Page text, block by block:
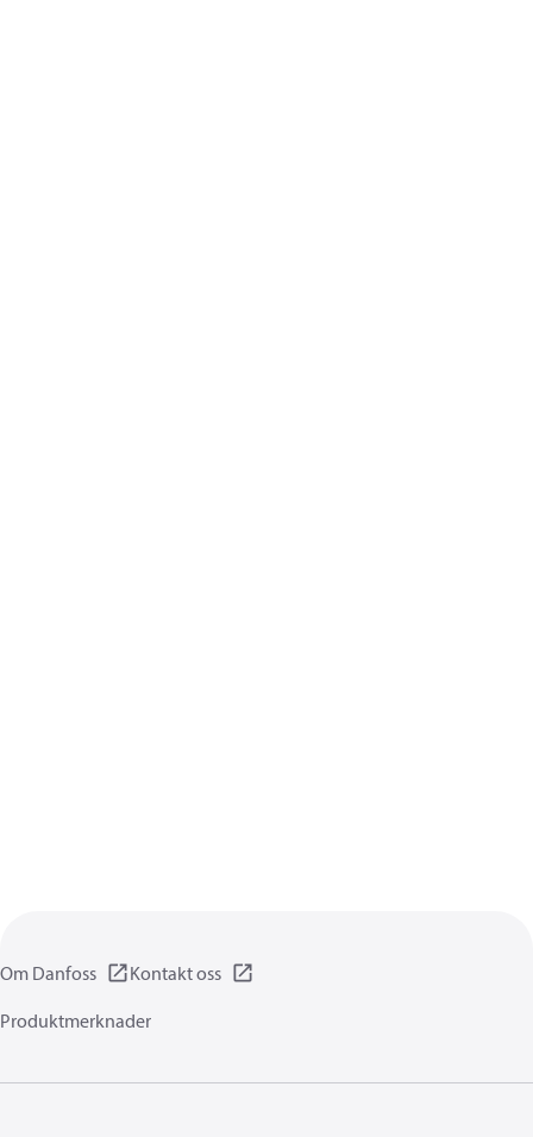
Om Danfoss
Kontakt oss
Produktmerknader